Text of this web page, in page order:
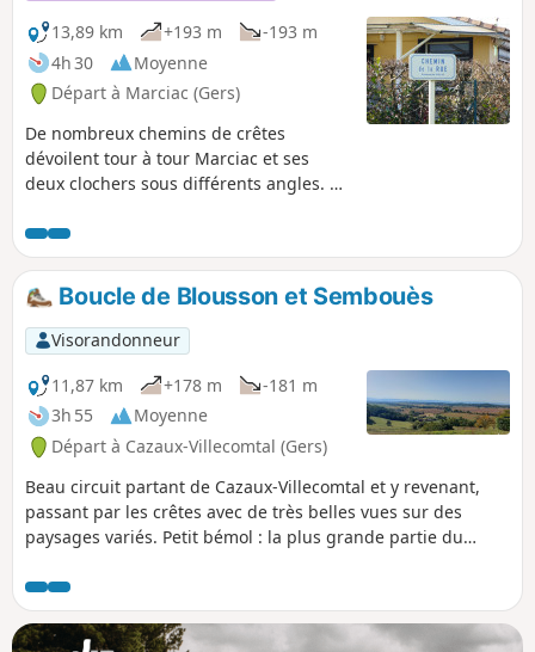
13,89 km
+193 m
-193 m
4h 30
Moyenne
Départ à Marciac (Gers)
De nombreux chemins de crêtes
dévoilent tour à tour Marciac et ses
deux clochers sous différents angles. À
enchanteurs, les vallons se dessinent...
Boucle de Blousson et Sembouès
Visorandonneur
11,87 km
+178 m
-181 m
3h 55
Moyenne
Départ à Cazaux-Villecomtal (Gers)
Beau circuit partant de Cazaux-Villecomtal et y revenant,
passant par les crêtes avec de très belles vues sur des
paysages variés. Petit bémol : la plus grande partie du
peu empruntée.